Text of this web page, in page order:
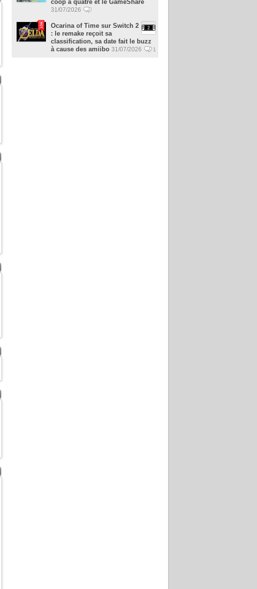
coop à quatre et le GameShare
31/07/2026
Ocarina of Time sur Switch 2
: le remake reçoit sa
classification, sa date fait le buzz
à cause des amiibo 31/07/2026 1